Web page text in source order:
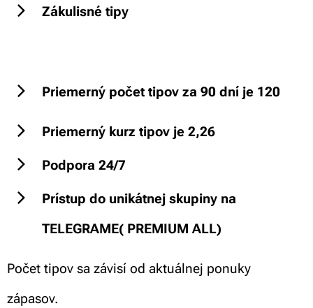
Zákulisné tipy ❌
Priemerný počet tipov za 90 dní je 120
Priemerný kurz tipov je 2,26
Podpora 24/7
Prístup do unikátnej skupiny na
TELEGRAME( PREMIUM ALL)
Počet tipov sa závisí od aktuálnej ponuky
zápasov.